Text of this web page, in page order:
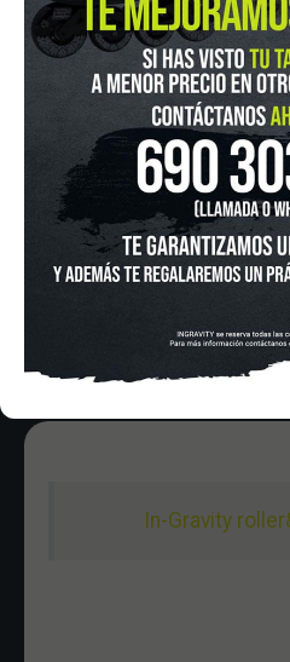
In-Gravity
IN-GRAVITY MADRID RETIRO
Pza. Mariano de Cavia, 2
915 524 553
in-gravity@in-gravity.com
HORARIO
Lunes a Viernes de 12:00 -
Sabado De 10:00 - 20:30
Domingo 10:00-15:00